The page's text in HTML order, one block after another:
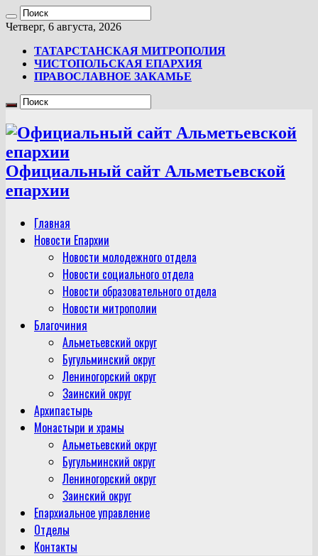
Четверг, 6 августа, 2026
ТАТАРСТАНСКАЯ МИТРОПОЛИЯ
ЧИСТОПОЛЬСКАЯ ЕПАРХИЯ
ПРАВОСЛАВНОЕ ЗАКАМЬЕ
Официальный сайт Альметьевской
епархии
Главная
Новости Епархии
Новости молодежного отдела
Новости социального отдела
Новости образовательного отдела
Новости митрополии
Благочиния
Альметьевский округ
Бугульминский округ
Лениногорский округ
Заинский округ
Архипастырь
Монастыри и храмы
Альметьевский округ
Бугульминский округ
Лениногорский округ
Заинский округ
Епархиальное управление
Отделы
Контакты